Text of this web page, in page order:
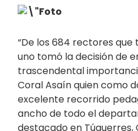
“De los 684 rectores que
uno tomó la decisión de
trascendental
Coral Asaín quien como
excelente recorrido
ancho de todo el
destacado en